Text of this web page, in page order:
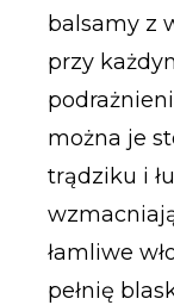
balsamy z
przy
można je
trądziku i
łamliwe
pełnię